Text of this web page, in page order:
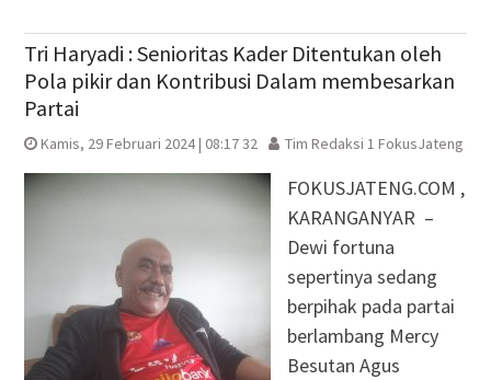
Tri Haryadi : Senioritas Kader Ditentukan oleh
Pola pikir dan Kontribusi Dalam membesarkan
Partai
Kamis, 29 Februari 2024 | 08:17 32 Tim Redaksi 1 FokusJateng
FOKUSJATENG.COM ,
KARANGANYAR –
Dewi fortuna
sepertinya sedang
berpihak pada partai
berlambang Mercy
Besutan Agus